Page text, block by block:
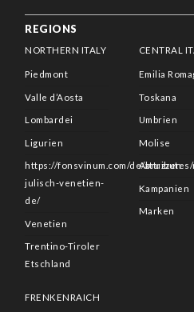
REGIONS
NORTHERN ITALY
Piedmont
Valle d’Aosta
Lombardei
Ligurien
https://fonsvinum.com/de/
julisch-venetien-
de/
Venetien
Trentino-Tiroler
Etschland
CENTRAL
Emilia
Toskana
Umbrien
Molise
Abruzzen
Kampanien
Marken
FRENKENRAICH